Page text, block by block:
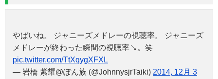
やばいね。 ジャニーズメドレーの視聴率。 ジャニーズ
メドレーが終わった瞬間の視聴率↘︎。笑
pic.twitter.com/TtXqygXFXL
— 岩橋 紫耀@ぽん族 (@JohnnysjrTaiki) 2014, 12月 3